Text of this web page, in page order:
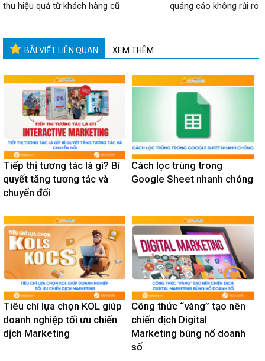
thu hiệu quả từ khách hàng cũ
quảng cáo không rủi ro
BÀI VIẾT LIÊN QUAN XEM THÊM
Tiếp thị tương tác là gì? Bí
quyết tăng tương tác và
chuyển đổi
Cách lọc trùng trong
Google Sheet nhanh chóng
Tiêu chí lựa chọn KOL giúp
doanh nghiệp tối ưu chiến
dịch Marketing
Công thức “vàng” tạo nên
chiến dịch Digital
Marketing bùng nổ doanh
số